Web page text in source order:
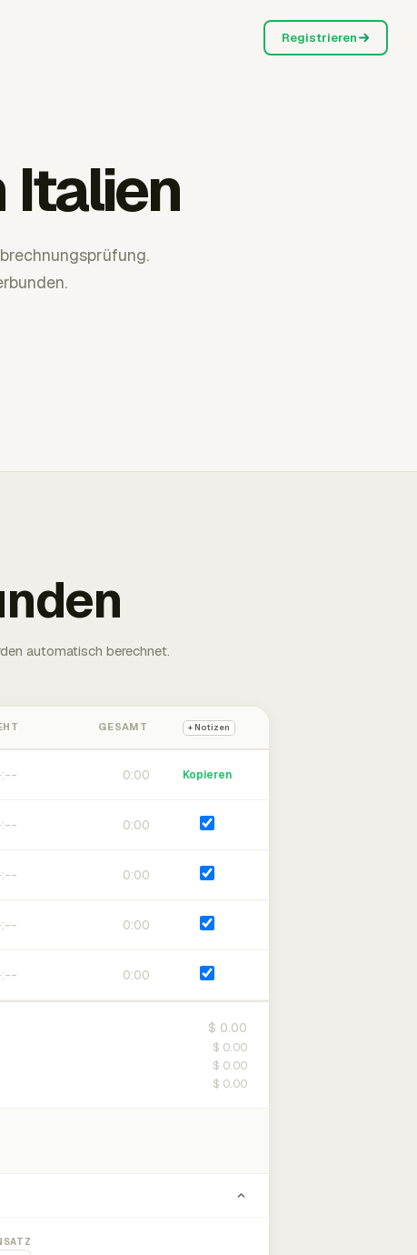
Registrieren
automatisch berechnet.
GESAMT + Notizen
0:00 Kopieren
0:00
0:00
0:00
0:00
$ 0.00
$ 0.00
$ 0.00
$ 0.00